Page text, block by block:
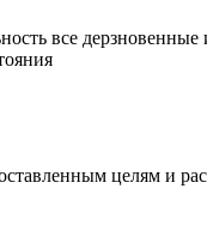
все дерзновенные
целям и